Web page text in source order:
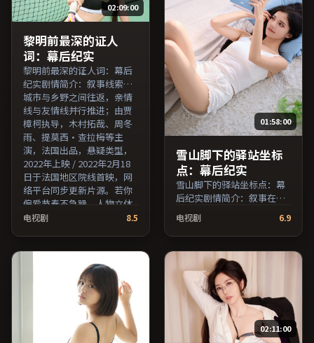
02:09:00
黎明前最深的证人
词：幕后纪实
黎明前最深的证人词：幕后
纪实剧情简介：叙事线索在
城市与乡野之间往返，亲情
线与友情线并行推进；由贾
樟柯执导，木村拓哉、周冬
雨、提莫西·查拉梅等主
演，法国出品，悬疑类型，
2022年上映 / 2022年2月18
日于法国地区院线首映，网
络平台同步更新片源。若你
偏爱节奏不急躁、人物立体
的作品，值得一看。（国产
电视剧 8.5
01:58:00
雪山脚下的驿站坐标
点：幕后纪实
雪山脚下的驿站坐标点：幕
后纪实剧情简介：叙事在多
重视角间切换，场面调度注
重留白与观众想象空间；由
徐克执导，周冬雨、长泽雅
美、沈腾等主演，美国出
品，悬疑类型，2017年上映
/ 2017年5月2日于美国地区
院线首映，网络平台同步更
新片源。可作为周末家庭观
影或独自细品的口碑之选。
（国产影视资源大全免费条
电视剧 6.9
02:11:00